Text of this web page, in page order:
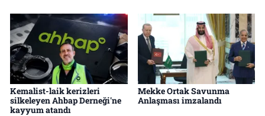
Kemalist-laik kerizleri
silkeleyen Ahbap Derneği'ne
kayyum atandı
Mekke Ortak Savunma
Anlaşması imzalandı